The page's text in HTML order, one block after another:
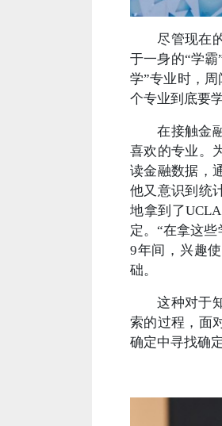
尽管现在
于一身的“学
学”专业时，
个专业到底要
在接触金
喜欢的专业。
读金融数据，
他又意识到统
地拿到了
定。“在拿这
9年间，兴趣
础。
这种对于
索的过程，面
确定中寻找确